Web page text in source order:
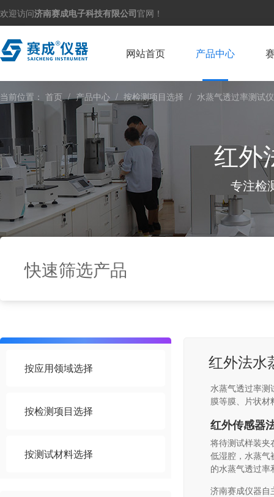
欢迎访问济南赛成电子科技有限公司官网！
网站首页 产品中心
当前位置： 首页 / 产品中心 / 按检测项目选择 / 水蒸气透过率测试仪
红外
专注检
快速筛选产品
按应用领域选择
按检测项目选择
按测试材料选择
红外法水
水蒸气透过率测
膜等膜、片状
红外传感器
将待测试样装夹
低湿腔，水蒸气
的水蒸气透过率
济南赛成仪器自